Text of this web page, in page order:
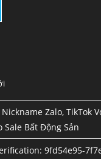
Nickname Zalo, TikTok
Sale Bất Động Sản
9fd54e95-